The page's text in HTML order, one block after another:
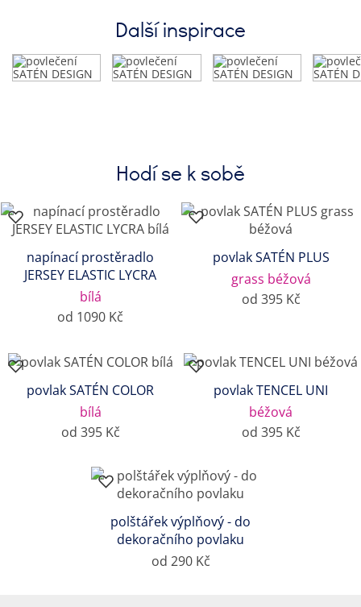
Další inspirace
Hodí se k sobě
napínací prostěradlo
JERSEY ELASTIC LYCRA
bílá
od 1090 Kč
povlak SATÉN PLUS
grass béžová
od 395 Kč
povlak SATÉN COLOR
bílá
od 395 Kč
povlak TENCEL UNI
béžová
od 395 Kč
polštářek výplňový - do
dekoračního povlaku
od 290 Kč